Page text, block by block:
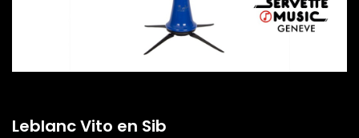
Leblanc Vito en Sib